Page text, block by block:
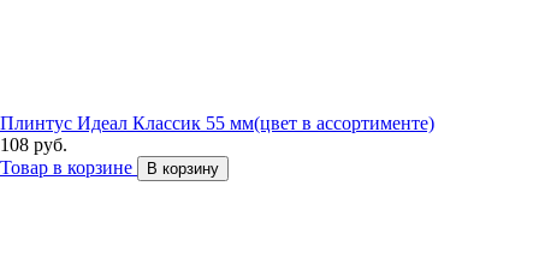
Плинтус Идеал Классик 55 мм(цвет в ассортименте)
108 руб.
Товар в корзине
В корзину